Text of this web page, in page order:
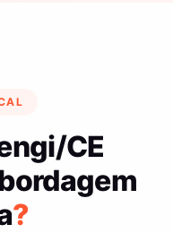
CE
?